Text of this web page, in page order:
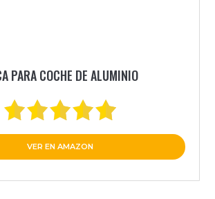
PARA COCHE DE ALUMINIO
VER EN AMAZON